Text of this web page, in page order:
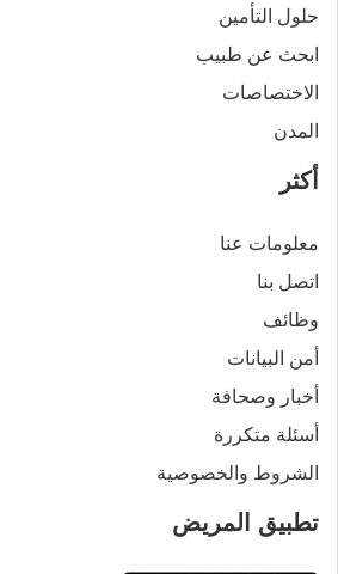
حلول التأمين
ابحث عن طبيب
الاختصاصات
المدن
أكثر
معلومات عنا
اتصل بنا
وظائف
أمن البيانات
أخبار وصحافة
أسئلة متكررة
الشروط والخصوصية
تطبيق المريض